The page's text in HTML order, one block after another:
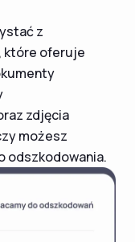
z
które oferuje
zdjęcia
możesz
odszkodowania.